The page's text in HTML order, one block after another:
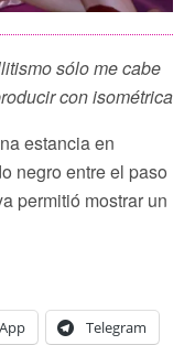
sólo me cabe
con isométrica
estancia en
negro entre el paso
permitió mostrar un
Telegram